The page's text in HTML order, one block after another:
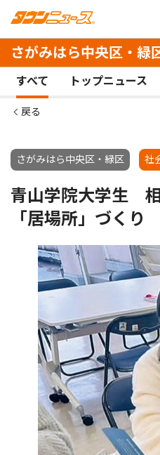
さがみはら中央区・緑
すべて トップニュース
戻る
さがみはら中央区・緑区 社
青山学院大学生
「居場所」づくり